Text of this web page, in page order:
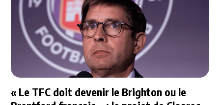
« Le TFC doit devenir le Brighton ou le